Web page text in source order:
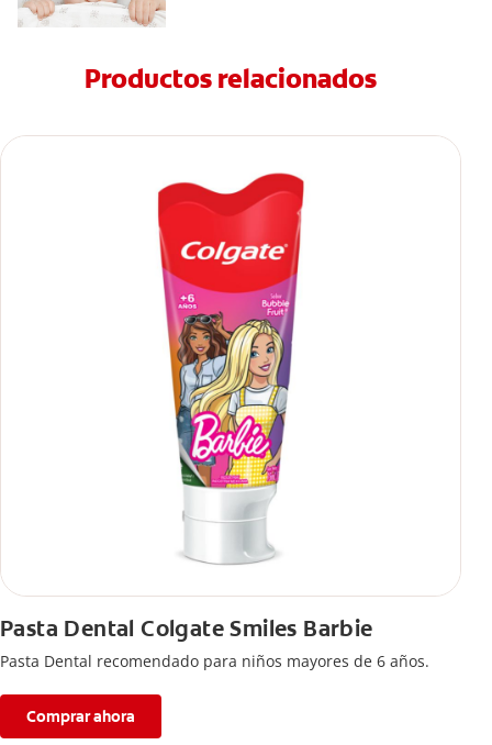
Productos relacionados
Pasta Dental Colgate Smiles Barbie
Pasta Dental recomendado para niños mayores de 6 años.
Comprar ahora